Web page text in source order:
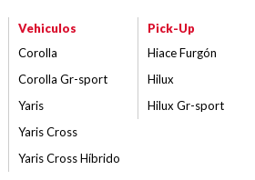
Vehiculos
Corolla
Corolla Gr-sport
Yaris
Yaris Cross
Yaris Cross Híbrido
Pick-Up
Hiace Furgón
Hilux
Hilux Gr-sport